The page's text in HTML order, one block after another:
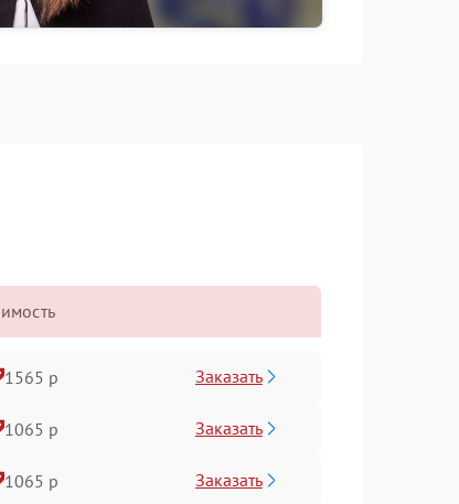
1565 р Заказать
1065 р Заказать
1065 р Заказать